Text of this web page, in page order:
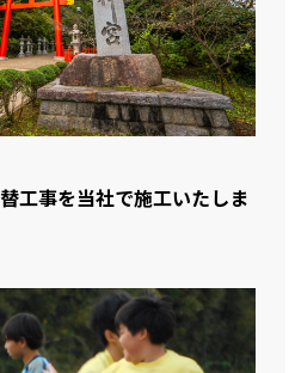
工事を当社で施工いたしま